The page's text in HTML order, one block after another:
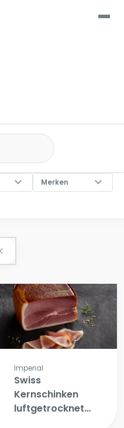
Merken
Merken
Imperial
Swiss
Kernschinken
luftgetrocknet